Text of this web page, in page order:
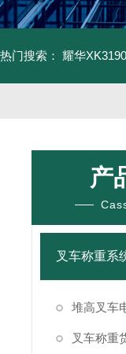
热门搜索： 耀华
产
叉车称重系
堆高叉车
叉车称重